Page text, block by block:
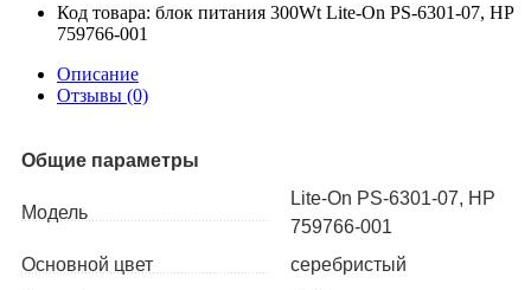
Код товара: блок питания 300Wt Lite-On PS-6301-07, HP
759766-001
Описание
Отзывы (0)
Общие параметры
Модель
Lite-On PS-6301-07, HP
759766-001
Основной цвет
серебристый